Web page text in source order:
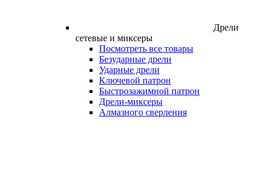
Дрели
сетевые и миксеры
Посмотреть все товары
Безударные дрели
Ударные дрели
Ключевой патрон
Быстрозажимной патрон
Дрели-миксеры
Алмазного сверления